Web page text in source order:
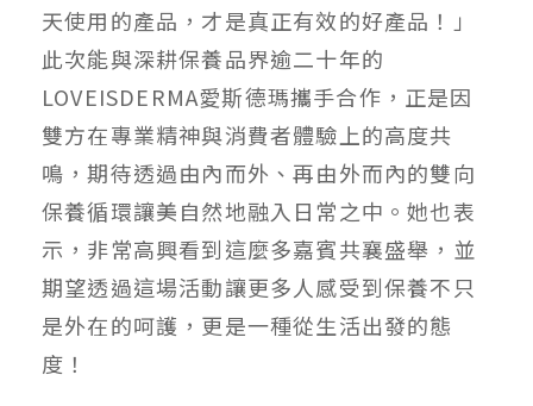
天使用的產品，才是真正有效的好產品！」
此次能與深耕保養品界逾二十年的
LOVEISDERMA愛斯德瑪攜手合作，正是因
雙方在專業精神與消費者體驗上的高度共
鳴，期待透過由內而外、再由外而內的雙向
保養循環讓美自然地融入日常之中。她也表
示，非常高興看到這麼多嘉賓共襄盛舉，並
期望透過這場活動讓更多人感受到保養不只
是外在的呵護，更是一種從生活出發的態
度！